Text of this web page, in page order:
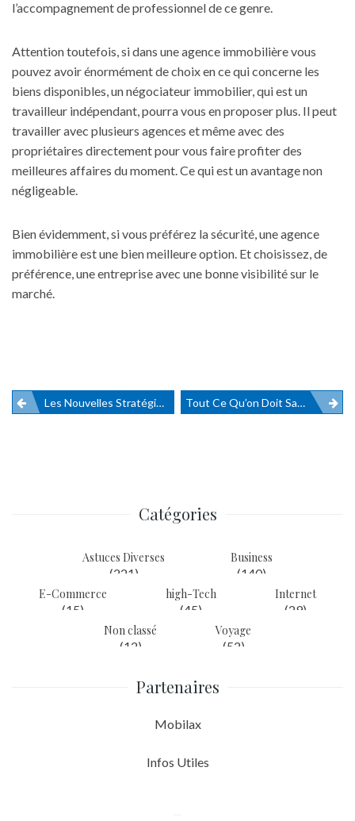
l’accompagnement de professionnel de ce genre.
Attention toutefois, si dans une agence immobilièrevous
pouvez avoir énormément de choix en ce qui concerne les
biens disponibles, un négociateur immobilier, qui est un
travailleur indépendant, pourra vous en proposer plus. Il peut
travailler avec plusieurs agences et même avec des
propriétaires directement pour vous faire profiter des
meilleures affaires du moment. Ce qui est un avantage non
négligeable.
Bien évidemment, si vous préférez la sécurité, une agence
immobilière est une bien meilleure option. Et choisissez, de
préférence, une entreprise avec une bonne visibilité sur le
marché.
Navigation
Les Nouvelles Stratégies SEO À Connaitre Pour Cette Année Tout Ce Qu’on Doit Savoir Sur L’information Digitale
Catégories
Astuces Diverses
(221)
Business
(140)
E-Commerce
(15)
high-Tech
(45)
Internet
(29)
Non classé
(12)
Voyage
(52)
Partenaires
Mobilax
Infos Utiles